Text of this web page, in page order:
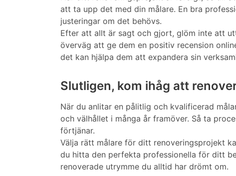
att ta upp det med din målare. En bra
justeringar om det behövs.
Efter att allt är sagt och gjort, glöm inte att
överväg att ge dem en positiv recension
det kan hjälpa dem att expandera sin
Slutligen, kom ihåg att
När du anlitar en pålitlig och kvalificerad
och välhållet i många år framöver. Så ta
förtjänar.
Välja rätt målare för ditt renoveringsprojekt
du hitta den perfekta professionella för ditt
renoverade utrymme du alltid har drömt om.